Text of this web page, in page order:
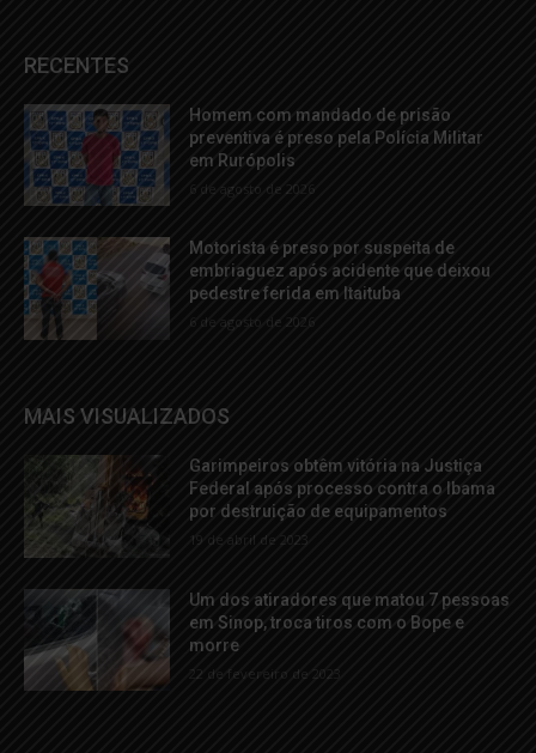
RECENTES
Homem com mandado de prisão
preventiva é preso pela Polícia Militar
em Rurópolis
6 de agosto de 2026
Motorista é preso por suspeita de
embriaguez após acidente que deixou
pedestre ferida em Itaituba
6 de agosto de 2026
MAIS VISUALIZADOS
Garimpeiros obtêm vitória na Justiça
Federal após processo contra o Ibama
por destruição de equipamentos
19 de abril de 2023
Um dos atiradores que matou 7 pessoas
em Sinop, troca tiros com o Bope e
morre
22 de fevereiro de 2023